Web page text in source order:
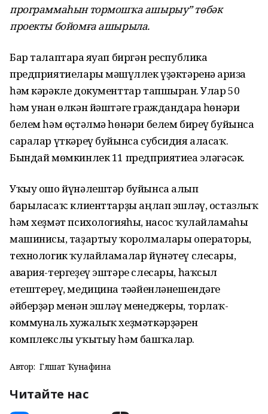
программаһын тормошҡа ашырыу” төбәк
проекты бойомға ашырыла.
Бар талаптарға яуап биргән республика
предприятиелары мәшғүллек үҙәктәренә ғариза
һәм кәрәкле документтар тапшырған. Улар 50
һәм унан өлкән йәштәге граждандарға һөнәри
белем һәм өҫтәлмә һөнәри белем биреү буйынса
саралар үткәреү буйынса субсидия аласаҡ.
Бындай мөмкинлек 11 предприятиеға эләгәсәк.
Уҡыу ошо йүнәлештәр буйынса алып
барыласаҡ: клиенттарҙы аңлап эшләү, остазлыҡ
һәм хеҙмәт психологияһы, насос ҡулайламаһы
машинисы, таҙартыу ҡоролмалары операторы,
технологик ҡулайламалар йүнәтеү слесары,
авария-тергеҙеү эштәре слесары, һаҡсыл
етештереү, медицина тәғәйенләнешендәге
әйберҙәр менән эшләү менеджеры, торлаҡ-
коммуналь хужалыҡ хеҙмәткәрҙәрен
комплекслы уҡытыу һәм башҡалар.
Автор: Гөлшат Ҡунафина
Читайте нас